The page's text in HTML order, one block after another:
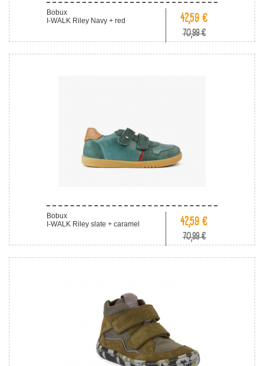
Bobux
I-WALK Riley Navy + red
42,59 €
70,99 €
Bobux
I-WALK Riley slate + caramel
42,59 €
70,99 €